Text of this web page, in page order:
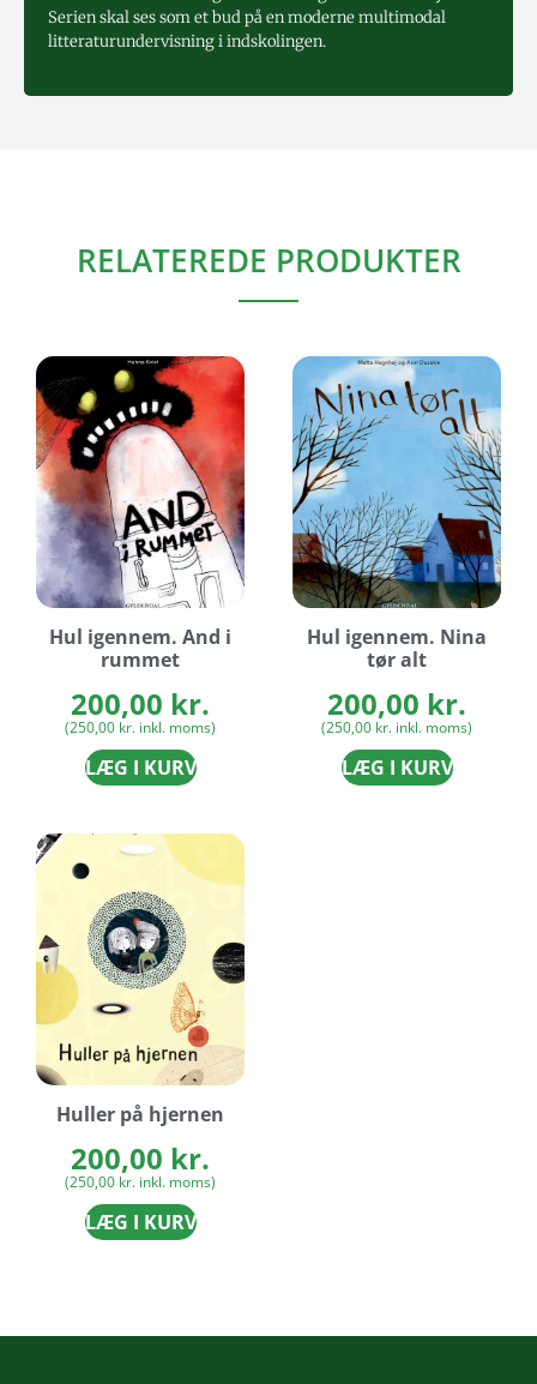
Serien skal ses som et bud på en moderne multimodal
litteraturundervisning i indskolingen.
RELATEREDE PRODUKTER
Hul igennem. And i
rummet
200,00 kr.
(250,00 kr. inkl. moms)
LÆG I KURV
Hul igennem. Nina
tør alt
200,00 kr.
(250,00 kr. inkl. moms)
LÆG I KURV
Huller på hjernen
200,00 kr.
(250,00 kr. inkl. moms)
LÆG I KURV